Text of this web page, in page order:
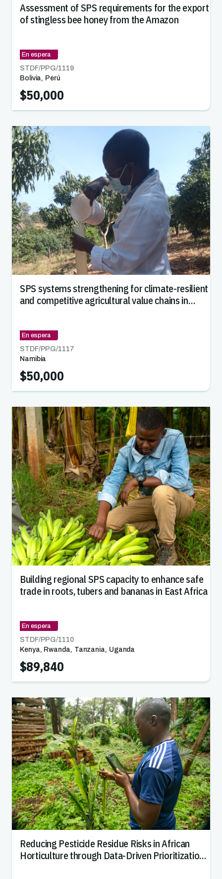
Assessment of SPS requirements for the export
of stingless bee honey from the Amazon
En espera
STDF/PPG/1119
Bolivia, Perú
$50,000
SPS systems strengthening for climate-resilient
and competitive agricultural value chains in
En espera
STDF/PPG/1117
Namibia
$50,000
Building regional SPS capacity to enhance safe
trade in roots, tubers and bananas in East Africa
En espera
STDF/PPG/1110
Kenya, Rwanda, Tanzania, Uganda
$89,840
Reducing Pesticide Residue Risks in African
Horticulture through Data-Driven Prioritization